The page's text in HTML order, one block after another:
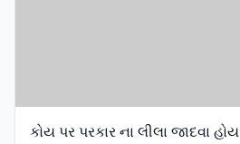
કોય પર પરકાર ના લીલા જાદવા હોય